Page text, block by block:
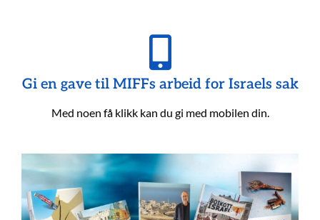
Gi en gave til MIFFs arbeid for Israels sak
Med noen få klikk kan du gi med mobilen din.